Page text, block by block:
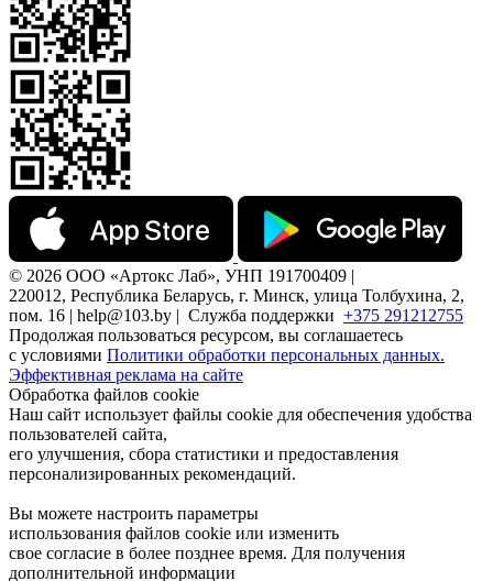
© 2026 ООО «Артокс Лаб», УНП 191700409 |
220012, Республика Беларусь, г. Минск, улица Толбухина, 2,
пом. 16 | help@103.by | Служба поддержки +375 291212755
Продолжая пользоваться ресурсом, вы соглашаетесь
с условиями Политики обработки персональных данных.
Эффективная реклама на сайте
Обработка файлов cookie
Наш сайт использует файлы cookie для обеспечения удобства
пользователей сайта,
его улучшения, сбора статистики и предоставления
персонализированных рекомендаций.
Вы можете настроить параметры
использования файлов cookie или изменить
свое согласие в более позднее время. Для получения
дополнительной информации